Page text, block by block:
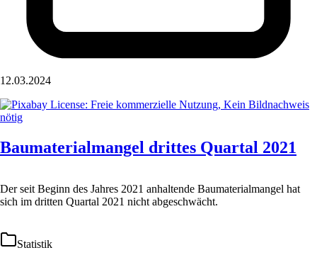
12.03.2024
Baumaterialmangel drittes Quartal 2021
Der seit Beginn des Jahres 2021 anhaltende Baumaterialmangel hat
sich im dritten Quartal 2021 nicht abgeschwächt.
Statistik